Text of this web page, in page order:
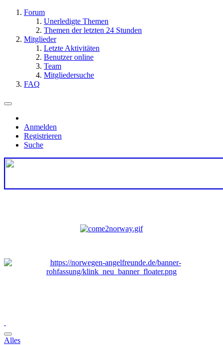
Forum
Unerledigte Themen
Themen der letzten 24 Stunden
Mitglieder
Letzte Aktivitäten
Benutzer online
Team
Mitgliedersuche
FAQ
Anmelden
Registrieren
Suche
Alles